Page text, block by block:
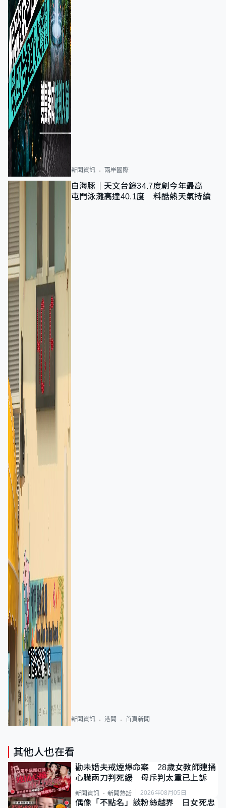
新聞資訊 兩岸國際
白海豚｜天文台錄34.7度創今年最高
屯門泳灘高達40.1度 料酷熱天氣持續
新聞資訊 港聞 首頁新聞
其他人也在看
勸未婚夫戒煙爆命案 28歲女教師連捅
心臟兩刀判死緩 母斥判太重已上訴
新聞資訊 新聞熱話 2026年08月05日
偶像「不點名」談粉絲越界 日女死忠